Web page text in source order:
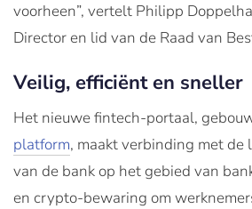
voorheen”, vertelt Philipp
Director en lid van de Raad van
Veilig, efficiënt en sneller
Het nieuwe fintech-portaal,
platform, maakt verbinding met de
van de bank op het gebied van
en crypto-bewaring om